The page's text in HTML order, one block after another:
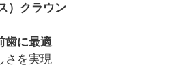
）クラウン
歯に最適
さを実現